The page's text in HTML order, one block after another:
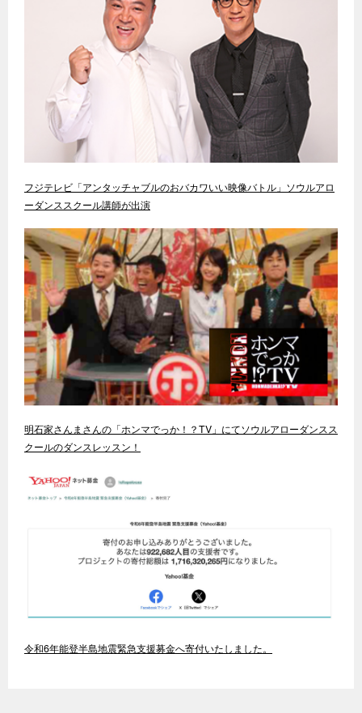
フジテレビ「アンタッチャブルのおバカワいい映像バトル」ソウルアロ
ーダンススクール講師が出演
明石家さんまさんの「ホンマでっか！？TV」にてソウルアローダンスス
クールのダンスレッスン！
令和6年能登半島地震緊急支援募金へ寄付いたしました。